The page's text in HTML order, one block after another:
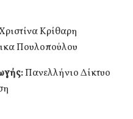
Κρίθαρη
Πουλοπούλου
Πανελλήνιο Δίκτυο